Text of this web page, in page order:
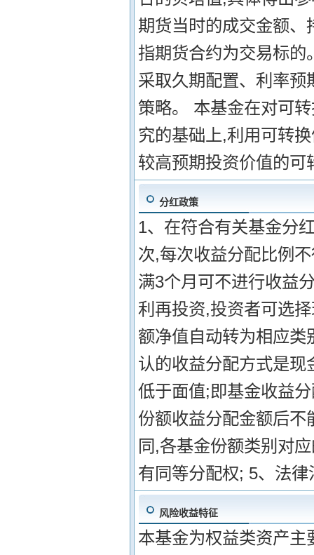
期货当时的成交金额
指期货合约为交易标
采取久期配置、利率
策略。 本基金在对可
究的基础上,利用可转
较高预期投资价值的可
分红政策
1、在符合有关基金分
次,每次收益分配比例
满3个月可不进行收益
利再投资,投资者可选
额净值自动转为相应
认的收益分配方式是
低于面值;即基金收益
份额收益分配金额后
同,各基金份额类别对
有同等分配权; 5、法
风险收益特征
本基金为权益类资产